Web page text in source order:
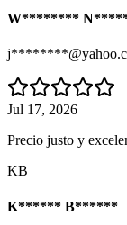
W********
Jul 17, 2026
Precio justo y
KB
K****** B******